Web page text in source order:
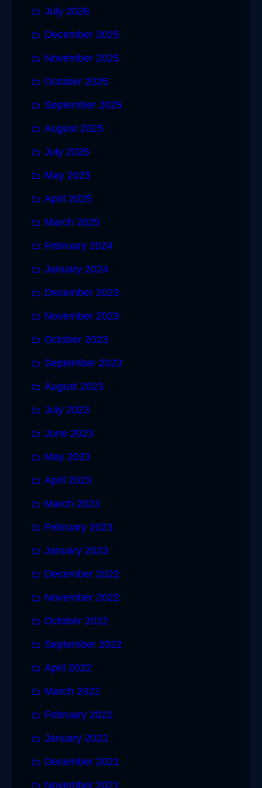
July 2026
December 2025
November 2025
October 2025
September 2025
August 2025
July 2025
May 2025
April 2025
March 2025
February 2024
January 2024
December 2023
November 2023
October 2023
September 2023
August 2023
July 2023
June 2023
May 2023
April 2023
March 2023
February 2023
January 2023
December 2022
November 2022
October 2022
September 2022
April 2022
March 2022
February 2022
January 2022
December 2021
November 2021